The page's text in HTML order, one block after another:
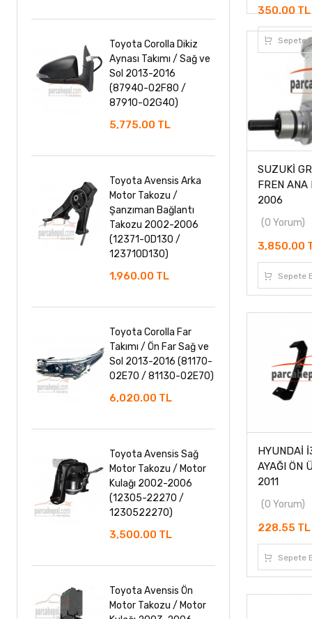
Toyota Corolla Dikiz
Aynası Takımı / Sağ ve
Sol 2013-2016
(87940-02F80 /
87910-02G40)
5,775.00 TL
Toyota Avensis Arka
Motor Takozu /
Şanzıman Bağlantı
Takozu 2002-2006
(12371-0D130 /
123710D130)
1,960.00 TL
Toyota Corolla Far
Takımı / Ön Far Sağ ve
Sol 2013-2016 (81170-
02E70 / 81130-02E70)
6,020.00 TL
Toyota Avensis Sağ
Motor Takozu / Motor
Kulağı 2002-2006
(12305-22270 /
1230522270)
3,500.00 TL
Toyota Avensis Ön
Motor Takozu / Motor
350.00 TL
Sepete
SUZUKİ
FREN ANA
2006
(0 Yorum)
3,850.00
Sepete
HYUNDAİ
AYAĞI ÖN
2011
(0 Yorum)
228.55 TL
Sepete